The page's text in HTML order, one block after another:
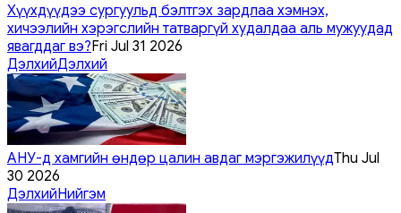
Хүүхдүүдээ сургуульд бэлтгэх зардлаа хэмнэх,
хичээлийн хэрэгслийн татваргүй худалдаа аль мужуудад
явагддаг вэ?Fri Jul 31 2026
ДэлхийДэлхий
АНУ-д хамгийн өндөр цалин авдаг мэргэжилүүдThu Jul
30 2026
ДэлхийНийгэм